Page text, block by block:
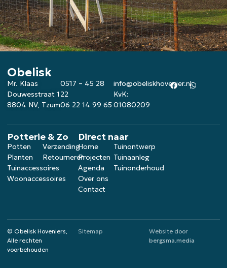
Obelisk
Mr. Klaas
Douwesstraat 1
8804 NV, Tzum
0517 – 45 28
22
06 22 14 99 65
info@obeliskhovenier.nl
KvK:
01080209
Potterie & Zo
Potten
Planten
Tuinaccessoires
Woonaccessoires
Verzending
Retourneren
Direct naar
Home
Projecten
Agenda
Over ons
Contact
Tuinontwerp
Tuinaanleg
Tuinonderhoud
© Obelisk Hoveniers,
Alle rechten
voorbehouden
Sitemap
Website door
bergsma.media